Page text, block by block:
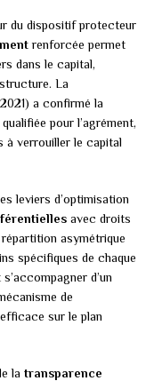
du dispositif protecteur
renforcée permet
dans le capital,
La
a confirmé la
pour l’agrément,
à verrouiller le capital
leviers d’optimisation
avec droits
asymétrique
spécifiques de chaque
d’un
de
sur le plan
la transparence